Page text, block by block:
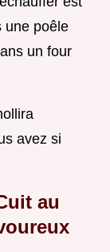
une poêle
un four
avez si
au